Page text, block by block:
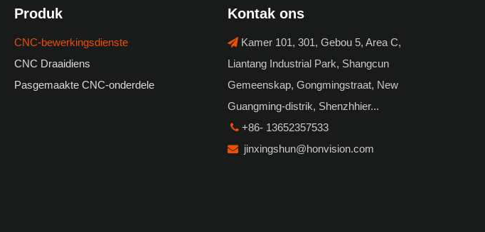
Produk
CNC-bewerkingsdienste
CNC Draaidiens
Pasgemaakte CNC-onderdele
Kontak ons
 Kamer 101, 301, Gebou 5, Area C,
Liantang Industrial Park, Shangcun
Gemeenskap, Gongmingstraat, New
Guangming-distrik, Shenzhhier...
 +86- 13652357533
 jinxingshun@honvision.com